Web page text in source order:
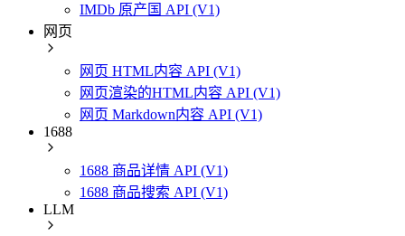
IMDb 原产国 API (V1)
网页
网页 HTML内容 API (V1)
网页渲染的HTML内容 API (V1)
网页 Markdown内容 API (V1)
1688
1688 商品详情 API (V1)
1688 商品搜索 API (V1)
LLM